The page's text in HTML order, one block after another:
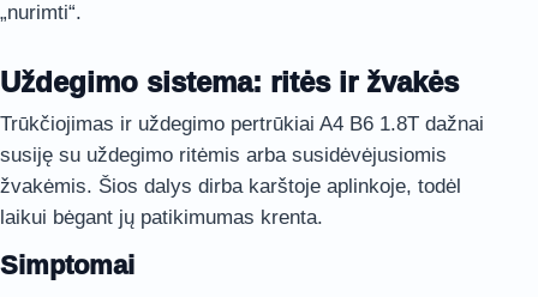
„nurimti“.
Uždegimo sistema: ritės ir žvakės
Trūkčiojimas ir uždegimo pertrūkiai A4 B6 1.8T dažnai
susiję su uždegimo ritėmis arba susidėvėjusiomis
žvakėmis. Šios dalys dirba karštoje aplinkoje, todėl
laikui bėgant jų patikimumas krenta.
Simptomai